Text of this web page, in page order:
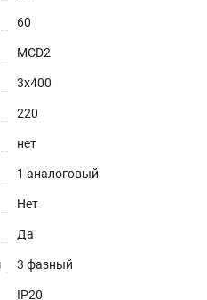
60
MCD2
3х400
220
нет
1 аналоговый
Нет
Да
3 фазный
IP20